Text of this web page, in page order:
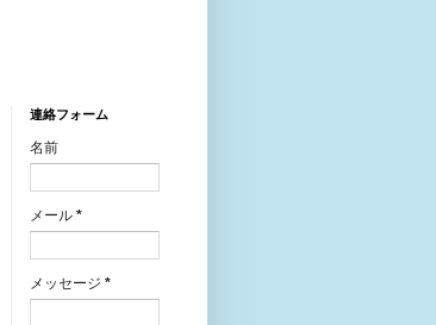
連絡フォーム
名前
メール *
メッセージ *